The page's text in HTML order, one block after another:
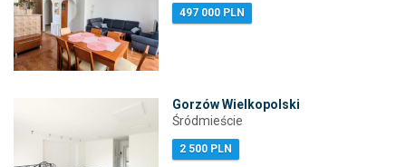
497 000 PLN
Gorzów Wielkopolski
Śródmieście
2 500 PLN